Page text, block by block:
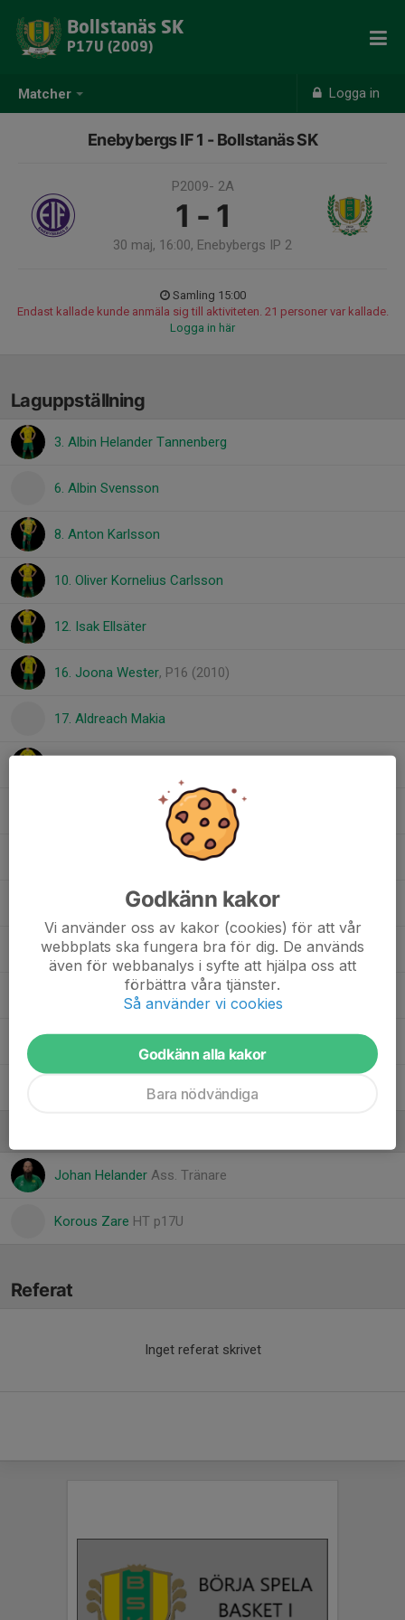
Matcher Logga in
Bollstanäs SK
P17U (2009)
Enebybergs IF 1 - Bollstanäs SK
P2009- 2A
1 - 1
30 maj, 16:00, Enebybergs IP 2
Samling 15:00
Endast kallade kunde anmäla sig till aktiviteten. 21 personer var kallade.
Logga in här
Laguppställning
3. Albin Helander Tannenberg
6. Albin Svensson
8. Anton Karlsson
10. Oliver Kornelius Carlsson
12. Isak Ellsäter
16. Joona Wester, P16 (2010)
17. Aldreach Makia
19. Sigge Andersson, P16U (2010)
19. Tselmeg Tsogtgerel
21. Anton Ladestam
23. Simon Zetterlund
25. Elton Östmark Kirici , P15 (2011)
Johan Helander Ass. Tränare
Korous Zare HT p17U
Referat
Inget referat skrivet
Godkänn kakor
Vi använder oss av kakor (cookies) för att vår
webbplats ska fungera bra för dig. De används
även för webbanalys i syfte att hjälpa oss att
förbättra våra tjänster.
Så använder vi cookies
Godkänn alla kakor
Bara nödvändiga